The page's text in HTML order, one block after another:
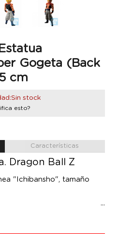
Gogeta (Back
cm
stock
esto?
Características
Dragon Ball Z
"Ichibansho", tamaño